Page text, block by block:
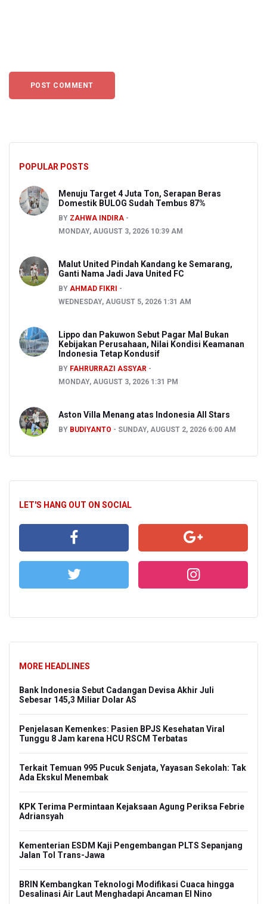
POPULAR POSTS
Menuju Target 4 Juta Ton, Serapan Beras
Domestik BULOG Sudah Tembus 87%
BY ZAHWA INDIRA
MONDAY, AUGUST 3, 2026 10:39 AM
Malut United Pindah Kandang ke Semarang,
Ganti Nama Jadi Java United FC
BY AHMAD FIKRI
WEDNESDAY, AUGUST 5, 2026 1:31 AM
Lippo dan Pakuwon Sebut Pagar Mal Bukan
Kebijakan Perusahaan, Nilai Kondisi Keamanan
Indonesia Tetap Kondusif
BY FAHRURRAZI ASSYAR
MONDAY, AUGUST 3, 2026 1:31 PM
Aston Villa Menang atas Indonesia All Stars
BY BUDIYANTO SUNDAY, AUGUST 2, 2026 6:00 AM
LET'S HANG OUT ON SOCIAL
MORE HEADLINES
Bank Indonesia Sebut Cadangan Devisa Akhir Juli
Sebesar 145,3 Miliar Dolar AS
Penjelasan Kemenkes: Pasien BPJS Kesehatan Viral
Tunggu 8 Jam karena HCU RSCM Terbatas
Terkait Temuan 995 Pucuk Senjata, Yayasan Sekolah: Tak
Ada Ekskul Menembak
KPK Terima Permintaan Kejaksaan Agung Periksa Febrie
Adriansyah
Kementerian ESDM Kaji Pengembangan PLTS Sepanjang
Jalan Tol Trans-Jawa
BRIN Kembangkan Teknologi Modifikasi Cuaca hingga
Desalinasi Air Laut Menghadapi Ancaman El Nino